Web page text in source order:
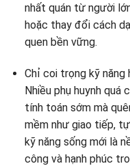
nhất quán từ người
hoặc thay đổi cách
quen bền vững.
Chỉ coi trọng kỹ năng
Nhiều phụ huynh
tính toán sớm mà
mềm như giao tiếp,
kỹ năng sống mới là
công và hạnh phúc